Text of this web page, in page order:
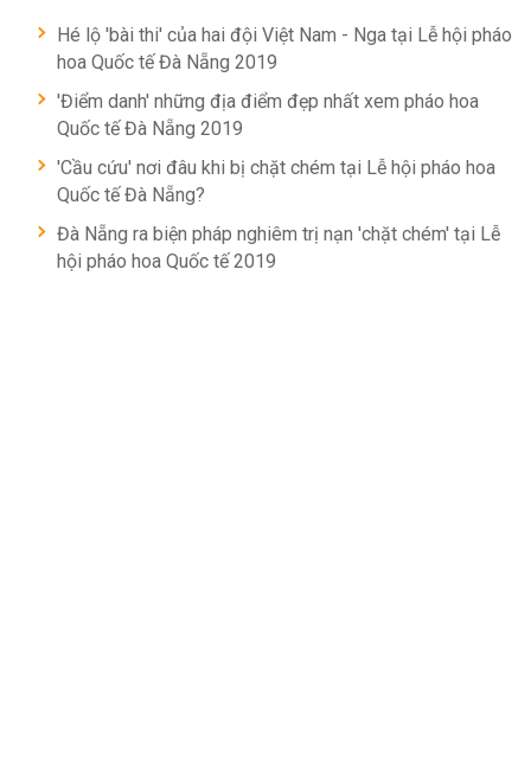
Hé lộ 'bài thi' của hai đội Việt Nam - Nga tại Lễ hội pháo
hoa Quốc tế Đà Nẵng 2019
'Điểm danh' những địa điểm đẹp nhất xem pháo hoa
Quốc tế Đà Nẵng 2019
'Cầu cứu' nơi đâu khi bị chặt chém tại Lễ hội pháo hoa
Quốc tế Đà Nẵng?
Đà Nẵng ra biện pháp nghiêm trị nạn 'chặt chém' tại Lễ
hội pháo hoa Quốc tế 2019